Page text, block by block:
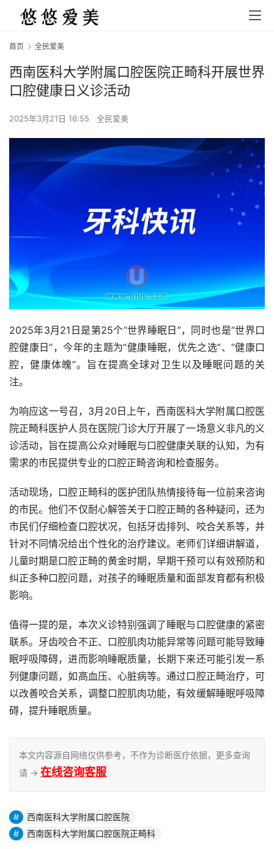
首页 全民爱美
西南医科大学附属口腔医院正畸科开展世界
口腔健康日义诊活动
2025年3月21日 16:55 全民爱美
2025年3月21日是第25个“世界睡眠日”，同时也是“世界口
腔健康日”，今年的主题为“健康睡眠，优先之选”、“健康口
腔，健康体魄”。旨在提高全球对卫生以及睡眠问题的关
注。
为响应这一号召，3月20日上午，西南医科大学附属口腔医
院正畸科医护人员在医院门诊大厅开展了一场意义非凡的义
诊活动，旨在提高公众对睡眠与口腔健康关联的认知，为有
需求的市民提供专业的口腔正畸咨询和检查服务。
活动现场，口腔正畸科的医护团队热情接待每一位前来咨询
的市民。他们不仅耐心解答关于口腔正畸的各种疑问，还为
市民们仔细检查口腔状况，包括牙齿排列、咬合关系等，并
针对不同情况给出个性化的治疗建议。老师们详细讲解道，
儿童时期是口腔正畸的黄金时期，早期干预可以有效预防和
纠正多种口腔问题，对孩子的睡眠质量和面部发育都有积极
影响。
值得一提的是，本次义诊特别强调了睡眠与口腔健康的紧密
联系。牙齿咬合不正、口腔肌肉功能异常等问题可能导致睡
眠呼吸障碍，进而影响睡眠质量，长期下来还可能引发一系
列健康问题，如高血压、心脏病等。通过口腔正畸治疗，可
以改善咬合关系，调整口腔肌肉功能，有效缓解睡眠呼吸障
碍，提升睡眠质量。
本文内容源自网络仅供参考，不作为诊断医疗依据，更多查询
请 → 在线咨询客服
西南医科大学附属口腔医院
西南医科大学附属口腔医院正畸科